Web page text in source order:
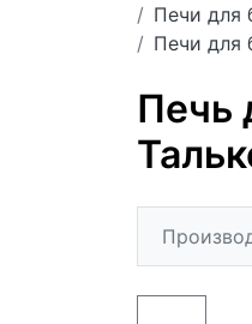
Печи для
Печи для
Печь